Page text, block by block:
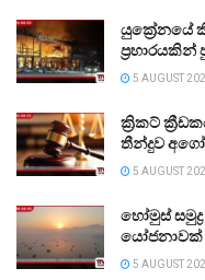
යුක්‍රේනයේ
5 AUGUST
ක්‍රිකට්
තීන්දුව
5 AUGUST
හෝමුස්
යෝජනාවක්
5 AUGUST